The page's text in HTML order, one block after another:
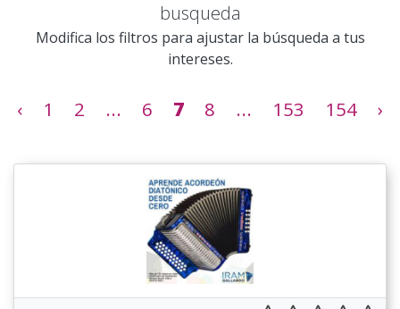
busqueda
Modifica los filtros para ajustar la búsqueda a tus
intereses.
‹ 1 2 ... 6 7 8 ... 153 154 ›